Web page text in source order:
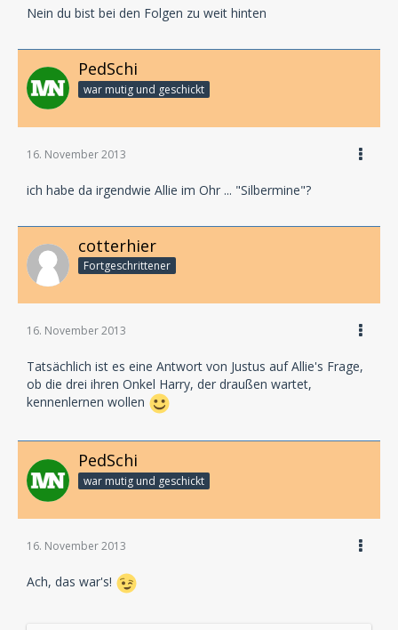
Nein du bist bei den Folgen zu weit hinten
PedSchi
war mutig und geschickt
16. November 2013
ich habe da irgendwie Allie im Ohr ... "Silbermine"?
cotterhier
Fortgeschrittener
16. November 2013
Tatsächlich ist es eine Antwort von Justus auf Allie's Frage,
ob die drei ihren Onkel Harry, der draußen wartet,
kennenlernen wollen
PedSchi
war mutig und geschickt
16. November 2013
Ach, das war's!